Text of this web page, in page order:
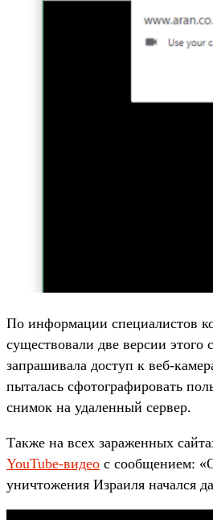
По информации специалистов
существовали две версии этого
запрашивала доступ к веб-
пыталась сфотографировать
снимок на удаленный сервер.
Также на всех зараженных
YouTube-видео с сообщением:
уничтожения Израиля начался